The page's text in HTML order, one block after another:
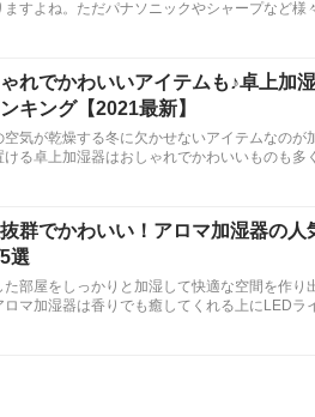
ますよね。ただパナソニックやシャープなど
れでかわいいアイテムも♪卓上加
キング【2021最新】
空気が乾燥する冬に欠かせないアイテムなのが
ける卓上加湿器はおしゃれでかわいいものも
群でかわいい！アロマ加湿器の人
選
た部屋をしっかりと加湿して快適な空間を作り
ロマ加湿器は香りでも癒してくれる上にLED